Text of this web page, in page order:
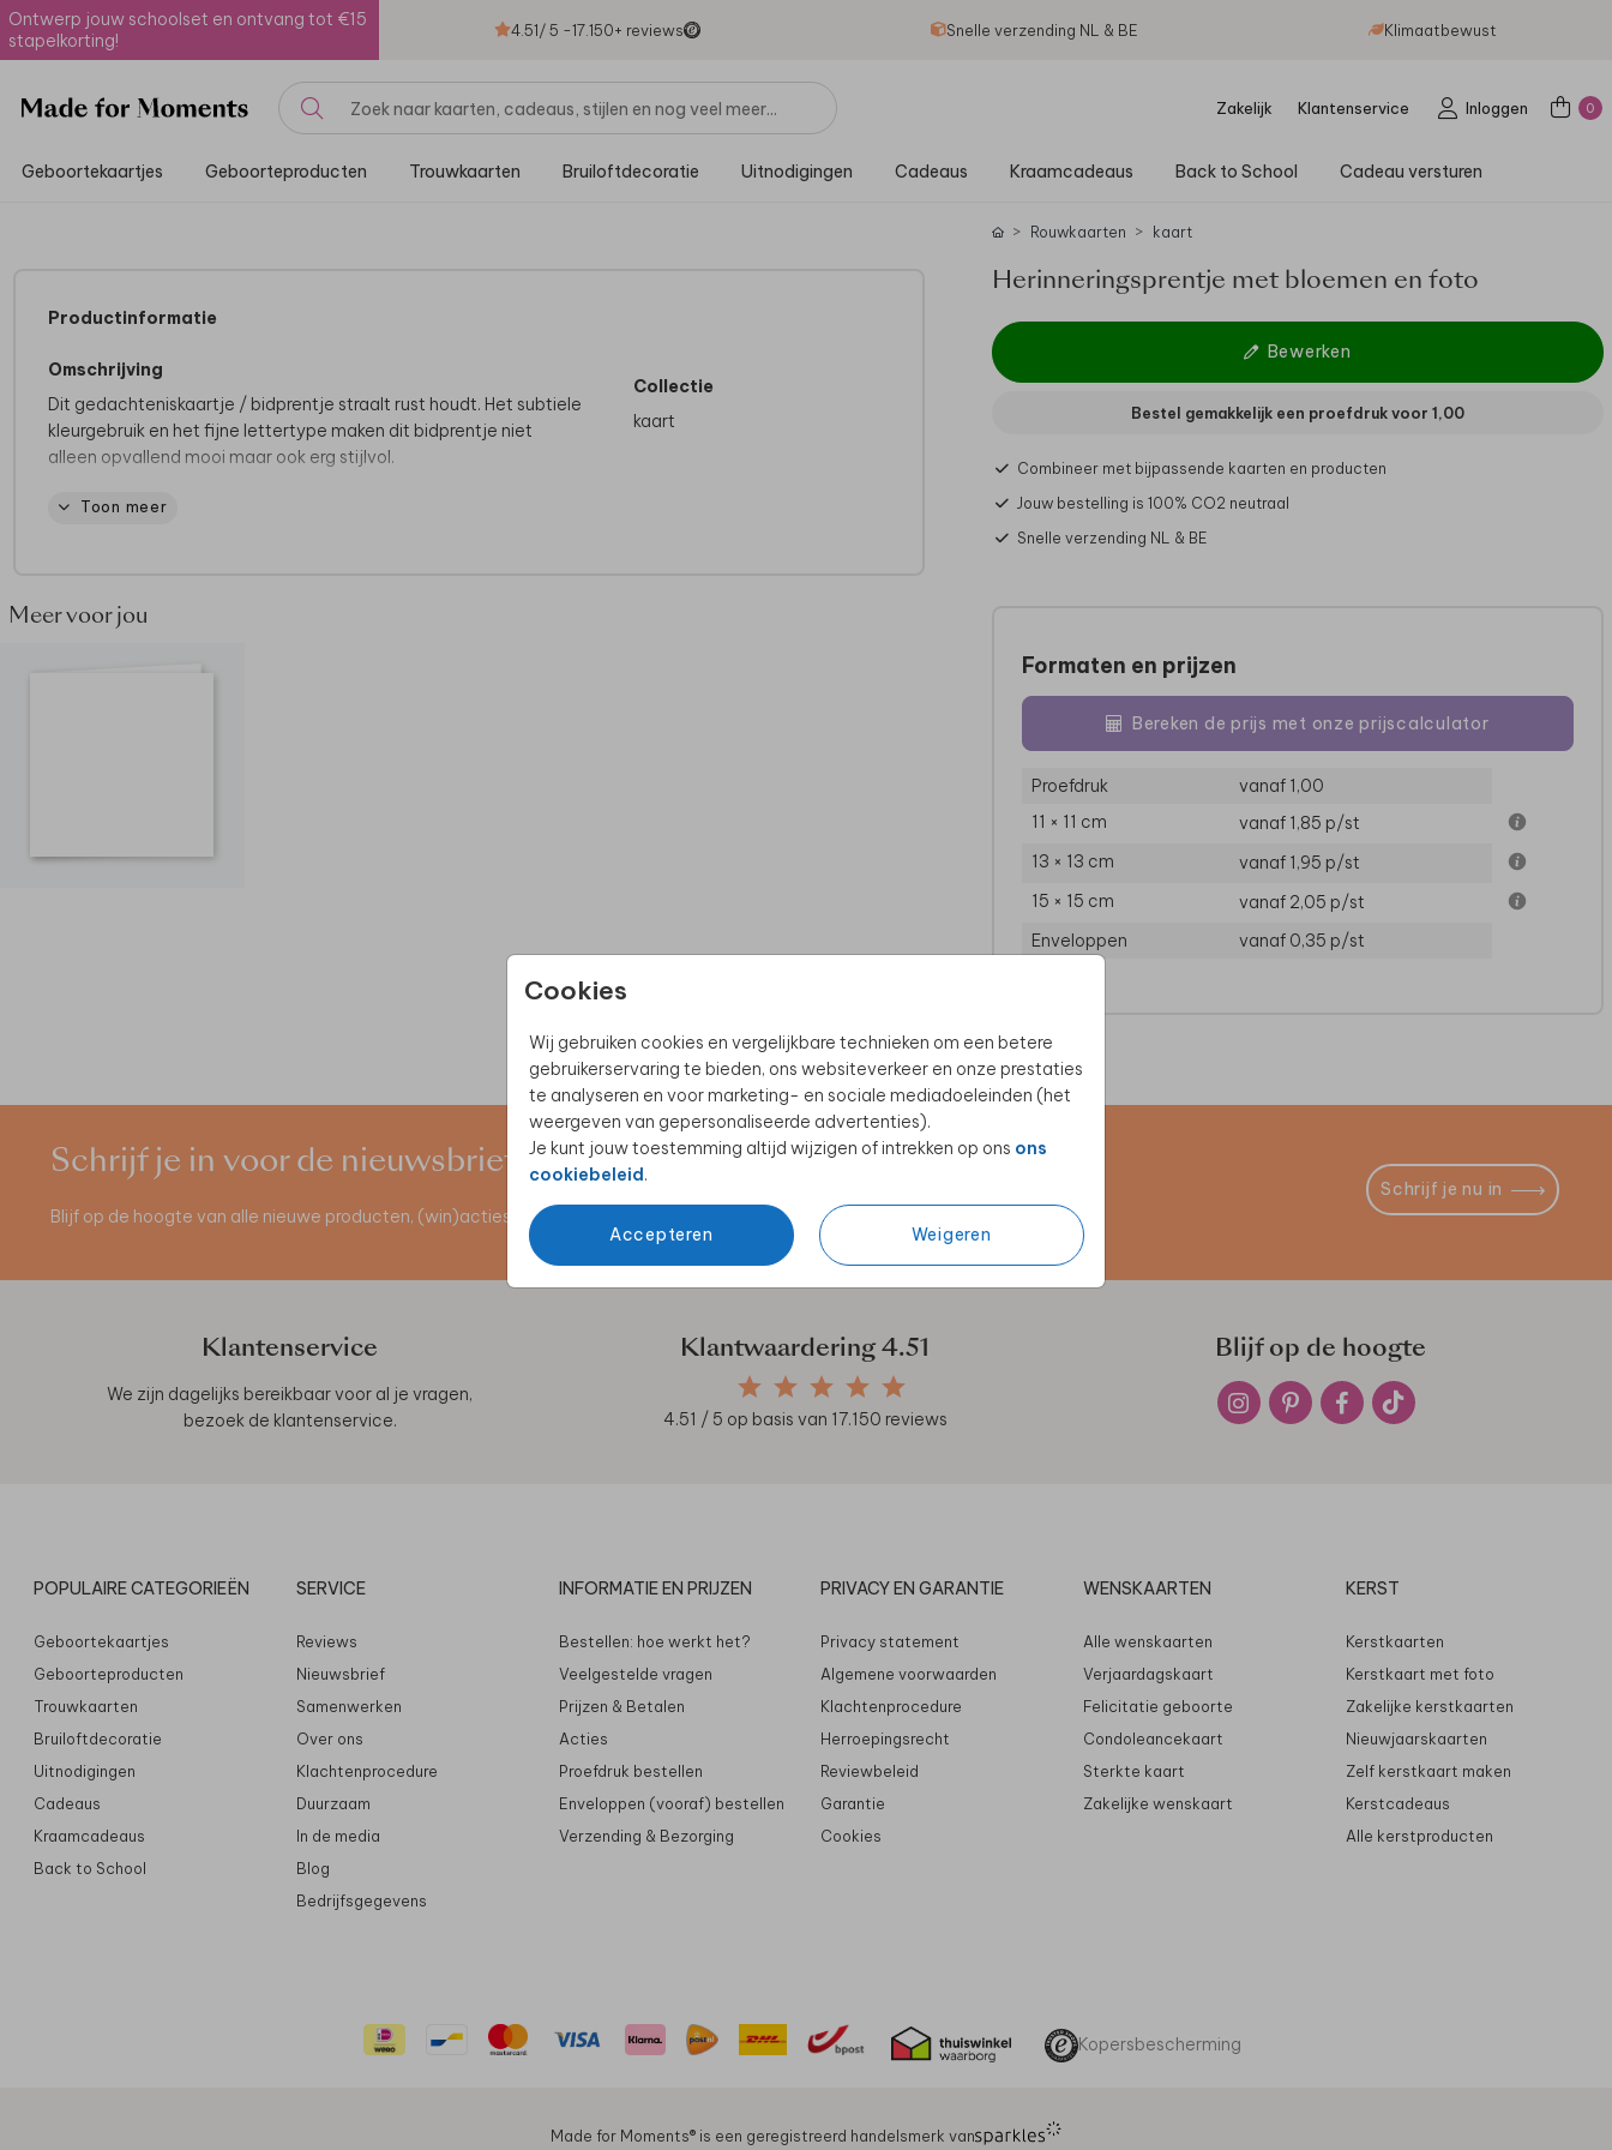
Ontwerp jouw schoolset en ontvang tot €15
stapelkorting!
4.51/ 5 -17.150+ reviews Snelle verzending NL & BE Klimaatbewust
Zakelijk Klantenservice Inloggen 0
Geboortekaartjes Geboorteproducten Trouwkaarten Bruiloftdecoratie Uitnodigingen Cadeaus Kraamcadeaus Back to School Cadeau versturen
Cookies
Wij gebruiken cookies en vergelijkbare technieken om een betere
gebruikerservaring te bieden, ons websiteverkeer en onze prestaties
te analyseren en voor marketing- en sociale mediadoeleinden (het
weergeven van gepersonaliseerde advertenties).
Je kunt jouw toestemming altijd wijzigen of intrekken op ons ons
cookiebeleid.
Accepteren Weigeren
Productinformatie
Omschrijving
Dit gedachteniskaartje / bidprentje straalt rust houdt. Het subtiele
kleurgebruik en het fijne lettertype maken dit bidprentje niet
alleen opvallend mooi maar ook erg stijlvol.
Advies van de makers:
Toon meer
Collectie
kaart
Meer voor jou
Rouwkaarten kaart
Herinneringsprentje met bloemen en foto
Bewerken
Bestel gemakkelijk een proefdruk voor 1,00
Combineer met bijpassende kaarten en producten
Jouw bestelling is 100% CO2 neutraal
Snelle verzending NL & BE
Formaten en prijzen
Bereken de prijs met onze prijscalculator
Proefdruk
vanaf 1,00
11 × 11 cm
vanaf 1,85 p/st
13 × 13 cm
vanaf 1,95 p/st
15 × 15 cm
vanaf 2,05 p/st
Enveloppen
vanaf 0,35 p/st
Schrijf je in voor de nieuwsbrief
Blijf op de hoogte van alle nieuwe producten, (win)acties en unieke samenwerkingen!
Schrijf je nu in
Klantenservice
We zijn dagelijks bereikbaar voor al je vragen,
bezoek de klantenservice.
Klantwaardering4.51
4.51 / 5 op basis van 17.150 reviews
Blijf op de hoogte
POPULAIRE CATEGORIEËN
Geboortekaartjes
Geboorteproducten
Trouwkaarten
Bruiloftdecoratie
Uitnodigingen
Cadeaus
Kraamcadeaus
Back to School
SERVICE
Reviews
Nieuwsbrief
Samenwerken
Over ons
Klachtenprocedure
Duurzaam
In de media
Blog
Bedrijfsgegevens
INFORMATIE EN PRIJZEN
Bestellen: hoe werkt het?
Veelgestelde vragen
Prijzen & Betalen
Acties
Proefdruk bestellen
Enveloppen (vooraf) bestellen
Verzending & Bezorging
PRIVACY EN GARANTIE
Privacy statement
Algemene voorwaarden
Klachtenprocedure
Herroepingsrecht
Reviewbeleid
Garantie
Cookies
WENSKAARTEN
Alle wenskaarten
Verjaardagskaart
Felicitatie geboorte
Condoleancekaart
Sterkte kaart
Zakelijke wenskaart
KERST
Kerstkaarten
Kerstkaart met foto
Zakelijke kerstkaarten
Nieuwjaarskaarten
Zelf kerstkaart maken
Kerstcadeaus
Alle kerstproducten
Kopersbescherming
Made for Moments®️ is een geregistreerd handelsmerk van